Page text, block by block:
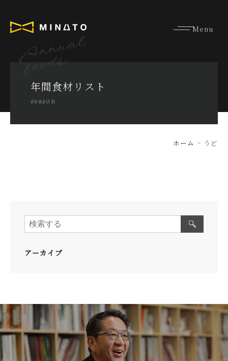
年間食材リスト
season
Annual
foods
ホーム うど
アーカイブ